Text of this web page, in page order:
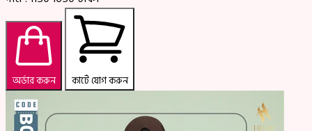
অর্ডার করুন কার্টে যোগ করুন